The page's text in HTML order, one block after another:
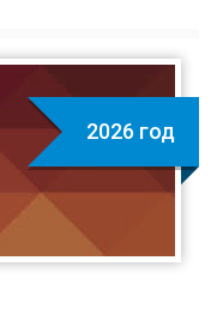
2026 год